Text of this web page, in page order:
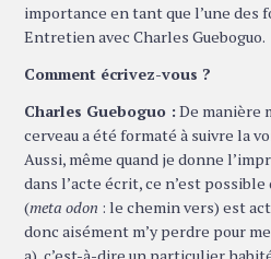
importance en tant que l’une des
Entretien avec Charles Gueboguo.
Comment écrivez-vous ?
Charles Gueboguo : De manière
cerveau a été formaté à suivre la
Aussi, même quand je donne
dans l’acte écrit, ce n’est
(meta odon : le chemin vers) est
donc aisément m’y perdre pour